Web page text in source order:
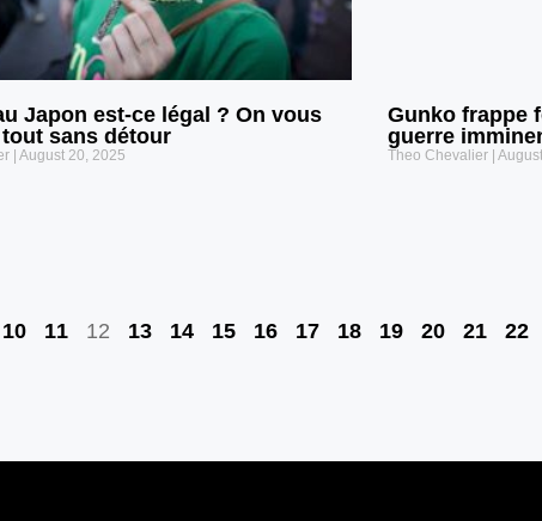
Japon est-ce légal ? On vous
sans détour
August 20, 2025
Gunko frappe
guerre
Theo Chevalier
10 11 12 13 14 15 16 17 18 19 20 21 22